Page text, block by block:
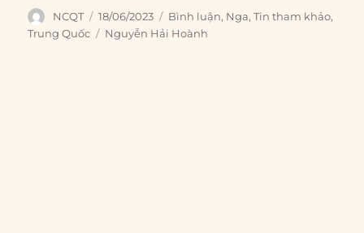
Author
NCQT
Posted
on
18/06/2023 Categories
Bình luận, Nga,Tin tham khảo,
Trung Quốc
Tags
Nguyễn Hải Hoành